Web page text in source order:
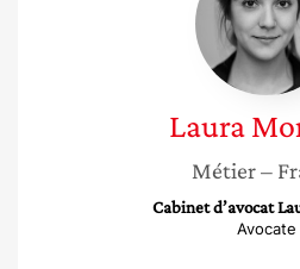
Laura
Métier–
Cabinet d’avocat
Avocate